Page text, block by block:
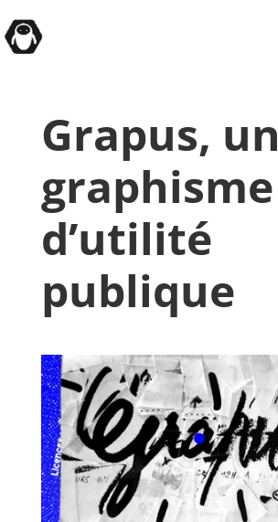
Grapus, un
graphisme
d’utilité
publique